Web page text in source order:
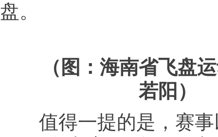
盘。
（图：海南省飞盘
若阳）
值得一提的是，赛事